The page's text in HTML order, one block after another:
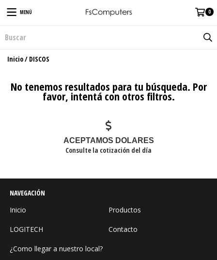
MENÚ 0
Inicio/ DISCOS
No tenemos resultados para tu búsqueda. Por
favor, intentá con otros filtros.
ACEPTAMOS DOLARES
Consulte la cotización del día
NAVEGACIÓN
Inicio
Productos
LOGITECH Contacto
¿Como llegar a nuestro local?